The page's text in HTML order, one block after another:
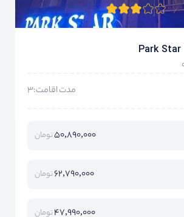
Park
مدت اقامت:3
50,890,000تومان
62,790,000تومان
47,990,000تومان